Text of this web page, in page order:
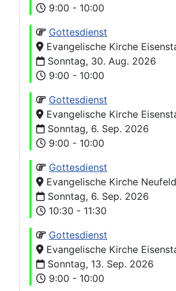
9:00 - 10:00
Gottesdienst
Evangelische Kirche
Sonntag, 30. Aug. 2026
9:00 - 10:00
Gottesdienst
Evangelische Kirche
Sonntag, 6. Sep. 2026
9:00 - 10:00
Gottesdienst
Evangelische Kirche
Sonntag, 6. Sep. 2026
10:30 - 11:30
Gottesdienst
Evangelische Kirche
Sonntag, 13. Sep. 2026
9:00 - 10:00